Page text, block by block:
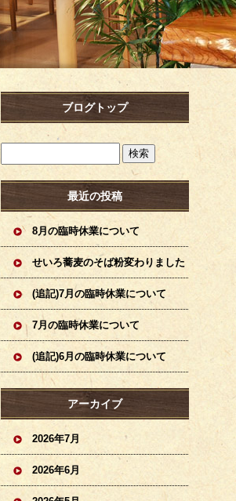
ブログトップ
最近の投稿
8月の臨時休業について
せいろ蕎麦のそば粉変わりました
(追記)7月の臨時休業について
7月の臨時休業について
(追記)6月の臨時休業について
アーカイブ
2026年7月
2026年6月